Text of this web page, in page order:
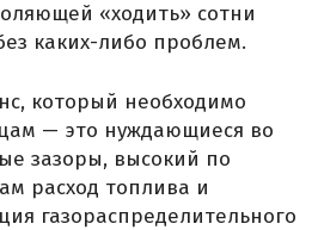
«ходить» сотни
каких-либо проблем.
который необходимо
— это нуждающиеся во
зазоры, высокий по
расход топлива и
газораспределительного